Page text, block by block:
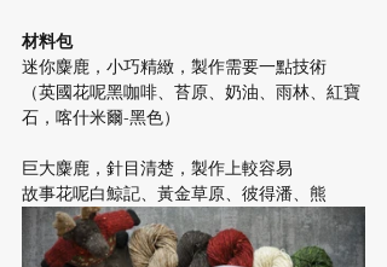
材料包
迷你麋鹿，小巧精緻，製作需要一點技術
（英國花呢黑咖啡、苔原、奶油、雨林、紅寶
石，喀什米爾-黑色）
巨大麋鹿，針目清楚，製作上較容易
故事花呢白鯨記、黃金草原、彼得潘、熊